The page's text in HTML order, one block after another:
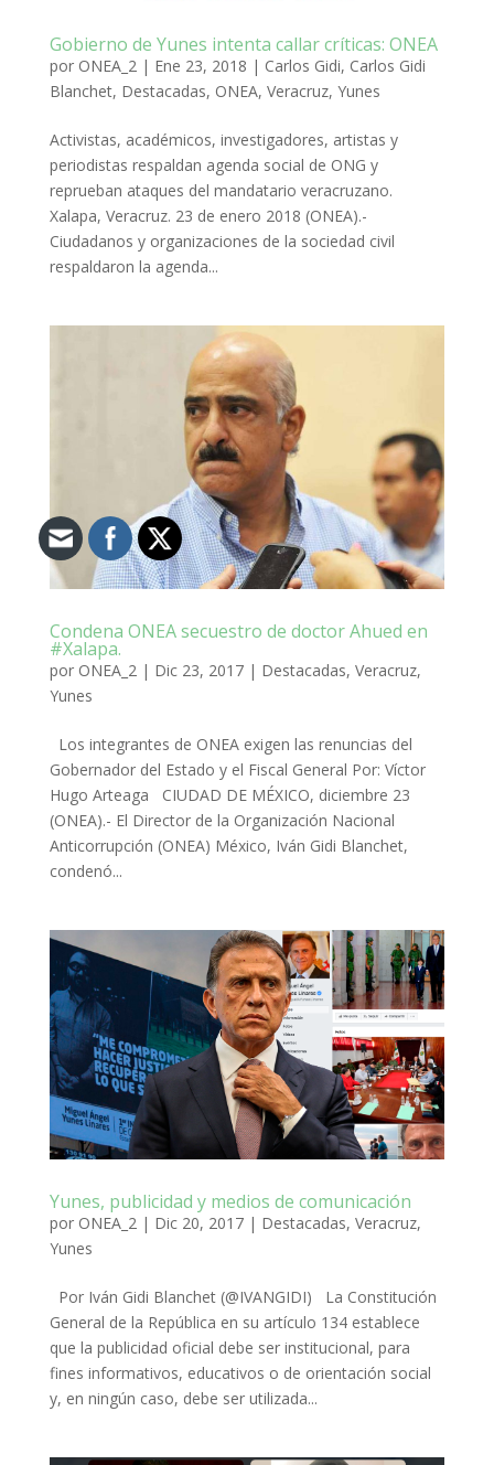
Gobierno de Yunes intenta callar críticas: ONEA
por ONEA_2| Ene 23, 2018 | Carlos Gidi, Carlos Gidi
Blanchet, Destacadas, ONEA, Veracruz, Yunes
Activistas, académicos, investigadores, artistas y
periodistas respaldan agenda social de ONG y
reprueban ataques del mandatario veracruzano.
Xalapa, Veracruz. 23 de enero 2018 (ONEA).-
Ciudadanos y organizaciones de la sociedad civil
respaldaron la agenda...
Condena ONEA secuestro de doctor Ahued en
#Xalapa.
por ONEA_2 | Dic 23, 2017| Destacadas, Veracruz,
Yunes
Los integrantes de ONEA exigen las renuncias del
Gobernador del Estado y el Fiscal General Por: Víctor
Hugo Arteaga CIUDAD DE MÉXICO, diciembre 23
(ONEA).- El Director de la Organización Nacional
Anticorrupción (ONEA) México, Iván Gidi Blanchet,
condenó...
Yunes, publicidad y medios de comunicación
por ONEA_2 | Dic 20, 2017| Destacadas, Veracruz,
Yunes
Por Iván Gidi Blanchet (@IVANGIDI) La Constitución
General de la República en su artículo 134 establece
que la publicidad oficial debe ser institucional, para
fines informativos, educativos o de orientación social
y, en ningún caso, debe ser utilizada...